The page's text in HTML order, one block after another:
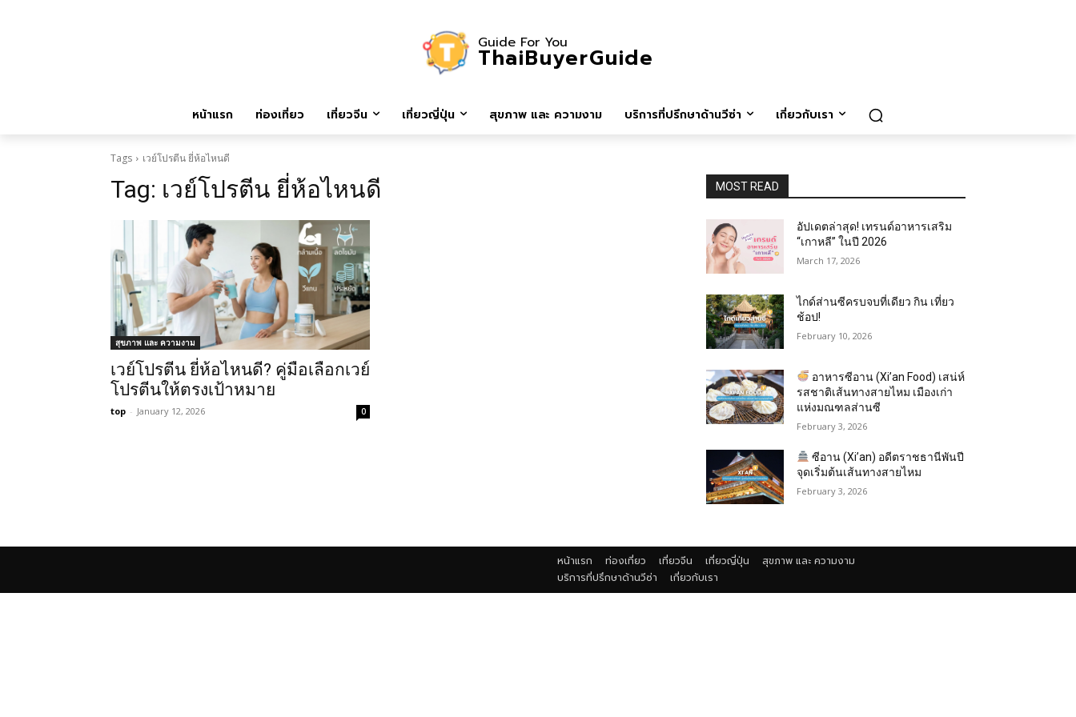
Guide For You
ThaiBuyerGuide
หน้าแรก ท่องเที่ยว เที่ยวจีน เที่ยวญี่ปุ่น สุขภาพ และ ความงาม บริการที่ปรึกษาด้านวีซ่า เกี่ยวกับเรา
Tags เวย์โปรตีน ยี่ห้อไหนดี
Tag: เวย์โปรตีน ยี่ห้อไหนดี
สุขภาพ และ ความงาม
เวย์โปรตีน ยี่ห้อไหนดี? คู่มือเลือกเวย์
โปรตีนให้ตรงเป้าหมาย
top - January 12, 2026 0
MOST READ
อัปเดตล่าสุด! เทรนด์อาหารเสริม
“เกาหลี” ในปี 2026
March 17, 2026
ไกด์ส่านซีครบจบที่เดียว กิน เที่ยว
ช้อป!
February 10, 2026
อาหารซีอาน (Xi’an Food) เสน่ห์
รสชาติเส้นทางสายไหม เมืองเก่า
แห่งมณฑลส่านซี
February 3, 2026
ซีอาน (Xi’an) อดีตราชธานีพันปี
จุดเริ่มต้นเส้นทางสายไหม
February 3, 2026
หน้าแรก ท่องเที่ยว เที่ยวจีน เที่ยวญี่ปุ่น
สุขภาพ และ ความงาม
บริการที่ปรึกษาด้านวีซ่า
เกี่ยวกับเรา